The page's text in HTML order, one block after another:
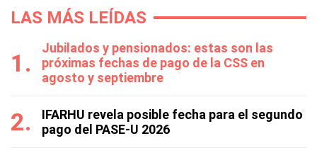
LAS MÁS LEÍDAS
Jubilados y pensionados: estas son las
próximas fechas de pago de la CSS en
agosto y septiembre
IFARHU revela posible fecha para el segundo
pago del PASE-U 2026